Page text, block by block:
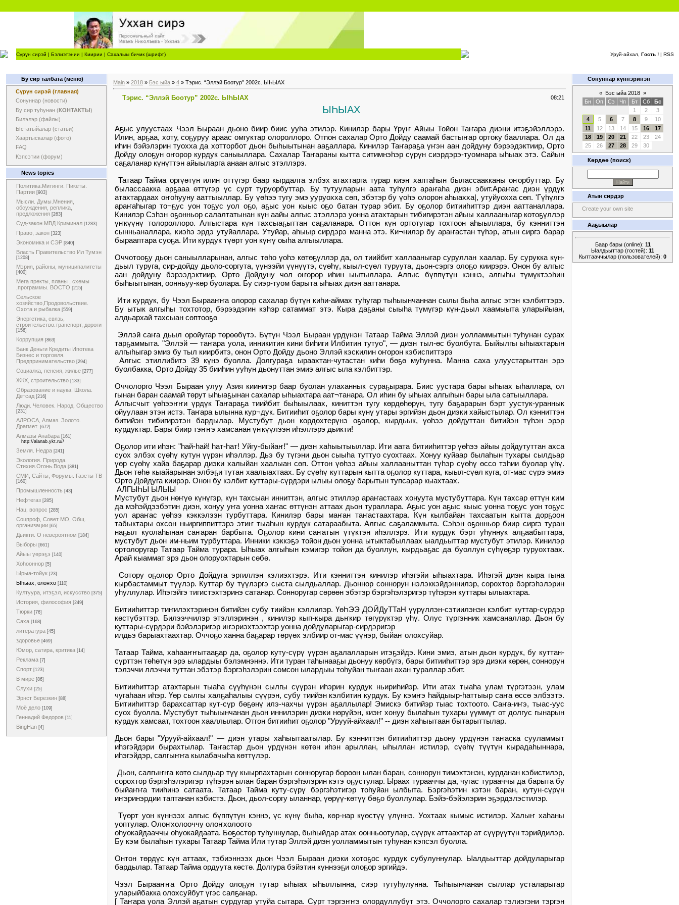
Сүрүн сирэй | Бэлиэтэнии | Киирии | Сахалыы бичик (шрифт) Уруй-айхал, Гость ! | RSS
Бу сир талбата (меню)
Сүрүн сирэй (главная)
Сонуннар (новости)
Бу сир туһунан (КОНТАКТЫ)
Билэлэр (файлы)
Ыстатыйалар (статьи)
Хаартыскалар (фото)
FAQ
Кэпсэтии (форум)
News topics
Политика.Митинги. Пикеты.
Партии [903]
Мысли. Думы.Мнения,
обсуждения, реплика,
предложения [263]
Суд-закон.МВД.Криминал [1283]
Право, закон [323]
Экономика и СЭР [840]
Власть Правительство Ил Тумэн
[1208]
Мэрия, районы, муниципалитеты
[400]
Мега пректы, планы , схемы
,программы. ВОСТО [215]
Сельское
хозяйство,Продовольствие.
Охота и рыбалка [559]
Энергетика, связь,
строительство.транспорт, дороги
[156]
Коррупция [863]
Банк Деньги Кредиты Ипотека
Бизнес и торговля.
Предпринимательство [294]
Социалка, пенсия, жилье [277]
ЖКХ, строительство [133]
Образование и наука. Школа.
Детсад [216]
Люди. Человек. Народ. Общество
[231]
АЛРОСА, Алмаз. Золото.
Драгмет. [672]
Алмазы Анабара [161]
http://alanab.ykt.ru//
Земля. Недра [241]
Экология. Природа.
Стихия.Огонь.Вода [381]
СМИ, Сайты, Форумы. Газеты ТВ
[160]
Промышленность [43]
Нефтегаз [285]
Нац. вопрос [285]
Соцпроф, Совет МО, Общ.
организации [65]
Дьикти. О невероятном [184]
Выборы [661]
Айыы үөрэҕэ [140]
Хоһооннор [5]
Ырыа-тойук [23]
Ыһыах, олоҥхо [110]
Култуура, итэҕэл, искусство [375]
История, философия [249]
Тюрки [76]
Саха [168]
литература [45]
здоровье [469]
Юмор, сатира, критика [14]
Реклама [7]
Спорт [123]
В мире [86]
Слухи [25]
Эрнст Березкин [88]
Моё дело [109]
Геннадий Федоров [11]
BingHan [4]
Main » 2018 » Бэс ыйа » 4 » Тэрис. “Эллэй Боотур” 2002с. ЫҺЫАХ
Тэрис. “Эллэй Боотур” 2002с. ЫҺЫАХ 08:21
ЫҺЫАХ
Аҕыс улуустаах Чээл Быраан дьоно биир биис ууһа этилэр. Кинилэр бары Үрүҥ Айыы Тойон Таҥара диэни итэҕэйэллэрэ.
Илин, арҕаа, хоту, соҕуруу араас омгуктар олороллоро. Отnон сахалар Орто Дойду саамай бастыҥар ортоку бааллара. Ол да
иһин бэйэлэрин туохха да хотторбот дьон быһыытынан ааҕаллара. Кинилэр Таҥараҕа үҥэн аан дойдуну бэрээдэктиир, Орто
Дойду олоҕун оҥорор курдук саныыллара. Сахалар Таҥараны кытта ситимнэһэр сүрүн сиэрдэрэ-туомнара ыһыах этэ. Сайын
саҕаланар күнүттэн айыыларга анаан алгыс этэллэрэ.
Татаар Тайма оргүөтүн илин оттүгэр баар кырдалга элбэх атахтарга турар киэҥ хаптаһын былассаакканы оҥорбуттар. Бу
былассаакка арҕааа өттүгэр үс сурт туруорбуттар. Бу тутууларын аата туһулгэ араҥаһа диэн эбит.Араҥас диэн үрдүк
атахтардаах оҥоһууну ааттыыллар. Бу үөһээ тугу эмэ ууруохха сөп, эбэтэр бу үоһэ олорон аһыахха|, утуйуохха сөп. 'Гүһүлгэ
араҥаһыгар то¬ҕус уон тоҕус уол оҕо, аҕыс уон кыыс оҕо батан турар эбит. Бу оҕолор битииһиттэр диэн ааттаналлара.
Кинилэр Сэһэн оҕонньор салалтатынан күн аайы алгыс этэллэрэ уонна атахтарын тибигирэтэн айыы халлааныгар котоҕүллэр
үҥкүүнү толороллоро. Алгыстара күн тахсыаҕыттан саҕаланара. Оттон күн ортотугар тохтоон аһыыллара, бу кэнниттэн
сынньаналлара, киэһэ эрдэ утуйаллара. Утуйар, аһыыр сирдэрэ манна этэ. Ки¬нилэр бу араҥастан түһэр, атын сиргэ барар
бырааптара суоҕа. Ити курдук түөрт уон күҥү оыһа алгыыллара.
Оччотооҕу дьон саныылларынан, алгыс төһо үоһэ көтөҕүллэр да, ол тиийбит халлааныгар суруллан хаалар. Бу сурукка күн-
дьыл туруга, сир-дойду дьоло-соргута, үүнээйи үүнүүтэ, сүөһү, кыыл-сүөл туруута, дьон-сэргэ олоҕо киирэрэ. Онон бу алгыс
аан дойдуну бэрээдэктиир, Орто Дойдуну чөл оҥорор иһин ыытыллара. Алгыс бүппүтүн кэннэ, алгыһы түмүктээһин
быһыытынан, оонньуу-көр буолара. Бу сиэр-туом барыта ыһыах диэн ааттанара.
Ити курдук, бу Чээл Бырааҥҥа олорор сахалар бүтүн киһи-аймах туһугар тыһыынчаннан сылы быһа алгыс этэн кэлбиттэрэ.
Бу ытык алгыһы тохтотор, бэрээдэгин кэһэр сатаммат этэ. Кыра даҕаны сыыһа түмүгэр күн-дьыл хаамыыта уларыйыан,
алдьархай тахсыан сөптооҕө
Эллэй саҥа дьыл оройугар төрөөбүтэ. Бүтүн Чээл Быраан үрдүнэн Татаар Тайма Эллэй диэн уолламмытын туһунан сурах
тарҕаммыта. "Эллэй — таҥара уола, инникитин кини биһиги Илбитин тутуо", — диэн тыл-өс буолбута. Быйылгы ыһыахтарын
алгыһыгар эмиэ бу тыл киирбитэ, онон Орто Дойду дьоно Эллэй кэскилин оҥорон кэбиспиттэрэ
Алгыс этиллибитэ 39 күнэ буолла. Долгураҕа ыраахтан-чутастан киһи бөҕө муһунна. Манна саха улуустарыттан эрэ
буолбакка, Орто Дойду 35 бииһин ууһун дьонуттан эмиэ алгыс ыла кэлбиттэр.
Оччолорго Чээл Быраан улуу Азия киинигэр баар буолан улаханнык сураҕырара. Биис уустара бары ыһыах ыһаллара, ол
гынан баран саамай төрут ыһыаҕынан сахалар ыһыахтара аат¬танара. Ол иһин бу ыһыах алгыһын бары ыла сатыыллара.
Алгысчыт үөһээҥҥи үрдүк Таҥараҕа тиийбит быһыылаах, киниттэн тугу көрдөһөрүн, тугу баҕарарын бэрт уустук-ураннык
ойуулаан этэн истэ. Таҥара ылынна кур¬дук. Битииһит оҕолор бары күнү утары эргийэн дьон диэки хайыстылар. Ол кэнниттэн
битийэн тибигирэтэн бардылар. Мустубут дьон кордөхтерүнэ оҕолор, кырдьык, үөһээ дойдуттан битийэн түһэн эрэр
курдуктар. Бары биир тэҥҥэ хамсанан үҥкүүлээн иһэллэрэ дьикти!
Оҕолор ити иһэн: "һай-һай! һат-һат! Уйгу-быйаҥ!" — диэн хаһыытыыллар. Ити аата битииһиттэр үөһээ айыы дойдутуттан ахса
суох элбэх сүөһү кутун үүрэн иһэллэр. Дьэ бу түгэни дьон сыыһа туттуо суохтаах. Хонуу куйаар былаһын тухары сылдьар
үөр сүөһү хайа баҕарар диэки халыйан хаалыан сөп. Оттон үөһээ айыы халлааныттан түһэр сүөһү өссо тэһии буолар үһү.
Дьон төһө кыайарынан элбэҕи тутан хаалыахтаах. Бу сүөһү куттарын кытта оҕолор куттара, кыыл-сүөл куга, от-мас сүрэ эмиэ
Орто Дойдуга киирэр. Онон бу кэлбит куттары-сүрдэри ылыы олоҕу барытын тупсарар кыахтаах.
АЛГЫҺЫ ЫЛЫЫ
Мустубут дьон нөҥүө күнүгэр, күн тахсыан инниттэн, алгыс этиллэр араҥастаах хонуута мустубуттара. Күн тахсар өттүн ким
да мэһэйдээбэтин диэн, хонуу уҥа уонна хаҥас өттүнэн аттаах дьон тураллара. Аҕыс уон аҕыс кыыс уонна тоҕус уон тоҕус
уол араҥас үөһээ кэккэлээн турбуттара. Кинилэр бары маҥан таҥастаахтара. Күн кылбайан тахсаатын кытта дорҕоон
табыктары охсон ньиргиппиттэрэ этиҥ тыаһын курдук сатараабыта. Алгыс саҕаламмыта. Сэһэн оҕонньор биир сиргэ туран
наҕыл куолаһынан саҥаран барбыта. Оҕолор кини саҥатын үтүктэн иһэллэрэ. Ити курдук бэрт уһуннук алҕаабыттара,
мустубут дьон им-ньим турбуттара. Инники кэккэҕэ тойон дьон уонна ытыктабыллаах ыалдьыттар мустубут этилэр. Кинилэр
ортолоругар Татаар Тайма турара. Ыһыах алгыһын кэмигэр тойон да буоллун, кырдьаҕас да буоллун сүһүөҕэр туруохтаах.
Арай кыаммат эрэ дьон олоруохтарын сөбө.
Сотору оҕолор Орто Дойдуга эргиллэн кэлиэхтэрэ. Ити кэнниттэн кинилэр иһэгэйи ыһыахтара. Иһэгэй диэн кыра гына
кырбастаммыт түүлэр. Куттар бу түүлэргэ сыста сылдьаллар. Дьоннор соннорун нэлэккэйдэннилэр, сорохтор бэргэһэлэрин
уһуллулар. Иһэгэйгэ тигистэхтэринэ сатанар. Сонноругар сөрөөн эбэтэр бэргэһэлэригэр түһэрэн куттары ылыахтара.
Битииһиттэр тиҥилэхтэринэн битийэн субу тиийэн кэллилэр. ҮөҺЭЭ ДОЙДуТТаН үүрүллэн-сэтиилэнэн кэлбит куттар-сүрдэр
көстүбэттэр. Билээччилэр этэллэринэн , кинилэр кып-кыра дьҥкир төгүрүктэр үһү. Олус түргэнник хамсаналлар. Дьон бу
куттары-сүрдэри бэйэлэригэр иҥэриэхтээхтэр уонна дойдуларыгар-сирдэригэр
илдьэ барыахтаахтар. Оччоҕо ханна баҕарар төрүөх элбиир от-мас үүнэр, быйаҥ олохсуйар.
Татаар Тайма, хаһааҥҥытааҕар да, оҕолор куту-сүрү үүрэн аҕалалларын итэҕэйдэ. Кини эмиэ, атын дьон курдук, бу куттан-
сүрттэн төһөтүн эрэ ылардыы бэлэмнэннэ. Ити туран таһынааҕы дьонуу көрбүгэ, бары битииһиттэр эрэ диэки көрөн, соннорун
тэлэччи ллэччи туттан эбэтэр бэргэһэлэрин сомсон ылардыы тоһуйан тыҥаан ахан тураллар эбит.
Битииһиттэр атахтарын тыаһа сүүһүнэн сылгы сүүрэн иһэрин курдук ньириһийэр. Ити атах тыаһа улам түргэтээн, улам
чугаһаан иһэр. Үөр сылгы халҕаһалыы сүүрэн, субу тиийэн кэлбитин курдук. Бу кэмҥэ һайдыыр-һаттыыр саҥа өссө элбээтэ.
Битииһиттэр барахсаттар кут-сүр бөҕөнү илэ-чахчы үүрэн аҕаллылар! Эмискэ битийэр тыас тохтоото. Саҥа-иҥэ, тыас-уус
суох буолла. Мустубут тыһыынчанан дьон иннилэрин диэки нөрүйэн, киэҥ хонуу былаһын тухары үүммүт от долгус гынарын
курдук хамсаат, тохтоон хааллылар. Отгон битииһит оҕолор "Урууй-айхаал!" -- диэн хаһыытаан бытарыттылар.
Дьон бары "Урууй-айхаал!" — диэн утары хаһыытаатылар. Бу кэнниттэн битииһиттэр дьону үрдүнэн таҥаска сууламмыт
иһэгэйдэри бырахтылар. Таҥастар дьон үрдүнэн көтөн иһэн арыллан, ыһыллан истилэр, сүөһү түүтүн кырадаһыннара,
иһэгэйдэр, салгыҥҥа кылабачыһа көттүлэр.
Дьон, салгыҥҥа көтө сылдьар түү кыырпахтарын сонноругар бөрөөн ылан баран, соннорун тимэхтэнэн, курданан кэбистилэр,
сорохтор бэргэһэлэригэр түһэрэн ылан баран бэргэһэлэрин кэтэ оҕустулар. Ыраах турааччы да, чугас турааччы да барыта бу
быйаҥҥа тииһинэ сатаата. Татаар Тайма куту-сүрү бэргэһэтигэр тоһуйан ылбыта. Бэргэһэтин кэтэн баран, кутун-сүрүн
иҥэринэрдии таптанан кэбистэ. Дьон, дьол-соргу ыланнар, үөрүү-көтүү бөҕо буоллулар. Бэйэ-бэйэлэрин эҕэрдэлэстилэр.
Түөрт уон күннээх алгыс бүппүтүн кэннэ, үс күнү быһа, көр-нар күөстүү үлүннэ. Уохтаах кымыс истилэр. Халыҥ хаһаны
уоптулар. Олоҥхолооччу олоҥхолоото
оһуокайдааччы оһуокайдаата. Бөҕөстөр туһуннулар, быһыйдар атах оонньоотулар, сүүрүк аттаахтар ат сүүрүүтүн тэрийдилэр.
Бу кэм былаһын тухары Татаар Тайма Или тутар Эллэй диэн уолламмытын туһунан кэпсэл буолла.
Онтон төрдүс күн аттаах, тэбиэннээх дьон Чээл Быраан диэки хотоҕос курдук субулуннулар. Ыалдьыттар дойдуларыгар
бардылар. Татаар Тайма ордуута көстө. Долгура бэйэтин күннээҕи олоҕор эргийдэ.
Чээл Бырааҥҥа Орто Дойду олоҕун тутар ыһыах ыһыллынна, сиэр тутуһулунна. Тыһыынчанан сыллар усталарыгар
уларыйбакка олохсуйбут үгэс салҕанар.
[ Таҥара уола Эллэй аҕатын сурдугар утуйа сытара. Сурт тэргэҥҥэ олордуллубут этэ. Оччолорго сахалар тэлиэгэни тэргэн
Сонуннар күннэринэн
« Бэс ыйа 2018 »
Бн
Оп Сэ Чп Бт Сб
Бс
1
2
3
4
5 6 7 8 9
10
11
12 13 14 15 16
17
18
19 20 21 22 23
24
25
26 27 28 29 30
Көрдөө (поиск)
Атын сирдэр
Create your own site
Ааҕыылар
Баар бары (online): 11
Ыалдьыттар (гостей): 11
Кыттааччылар (пользователей): 0